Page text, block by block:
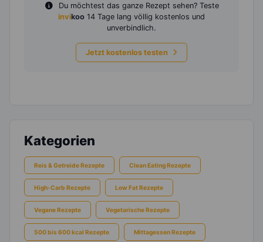
Du möchtest das ganze Rezept sehen? Teste
invikoo 14 Tage lang völlig kostenlos und
unverbindlich.
Jetzt kostenlos testen
Kategorien
Reis & Getreide Rezepte Clean Eating Rezepte
High-Carb Rezepte Low Fat Rezepte
Vegane Rezepte Vegetarische Rezepte
500 bis 600 kcal Rezepte Mittagessen Rezepte